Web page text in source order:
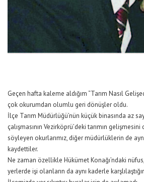
Geçen hafta kaleme aldığım “Tarım Nasıl
çok okurumdan olumlu geri dönüşler oldu.
İlçe Tarım Müdürlüğü’nün küçük binasında az
çalışmasının Vezirköprü’deki tarımın
söyleyen okurlarımız, diğer müdürlüklerin de
kaydettiler.
Ne zaman özellikle Hükümet Konağı’ndaki
yerlerde işi olanların da aynı kaderle